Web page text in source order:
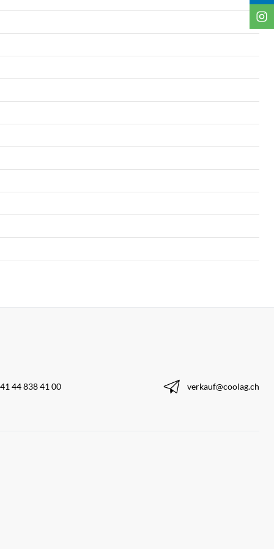
44 838 41 00 verkauf@coolag.ch